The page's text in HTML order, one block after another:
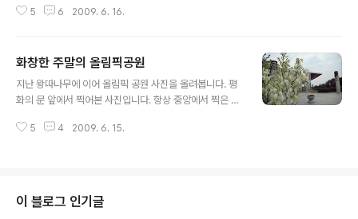
픽 공원내에 꽃밭! 정말 꽃축제가 열린듯 다양한 꽃들이 피
을 맞춰봤습니다. 벌이 개양귀비 꽃을 향해서 윙~윙 날라
가는 모습을 포착했습니다 이곳에 있는 벌들은 신이 났더
라구요. 이곳 올림픽공원내에 꽃밭은 꽃 품종별로 파종되
께 어우러지면 더욱 멋있을텐데요 유럽이 원산지인 잉글랜
5 6 2009. 6. 16.
화창한 주말의 올림픽공원
지난 왕따나무에 이어 올림픽 공원 사진을 올려봅니다. 평
화의 문 앞에서 찍어본 사진입니다. 항상 중앙에서 찍은 사
orea 2009 사이클 경기가 올림픽공원 내에서 열리는 관
이곳 저곳을 지나다니면서 생각없이 찍어댔습니다. 생각좀
하고 찍어야하는데..막샷 작렬~ 몽촌토성 언덕에서 내려오
5 4 2009. 6. 15.
이 블로그 인기글